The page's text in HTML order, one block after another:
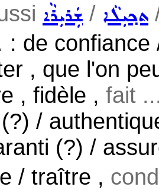
ܫܲܪܝܼܪܵܐ / ܬܟ݂ܝܼܠܵܐ
: de
, que l'on
, fidèle , fait
/
(?) /
/ traître ,